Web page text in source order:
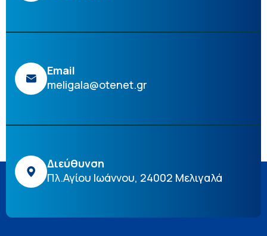
Email
meligala@otenet.gr
Διεύθυνση
Πλ.Αγίου Ιωάννου, 24002 Μελιγαλά